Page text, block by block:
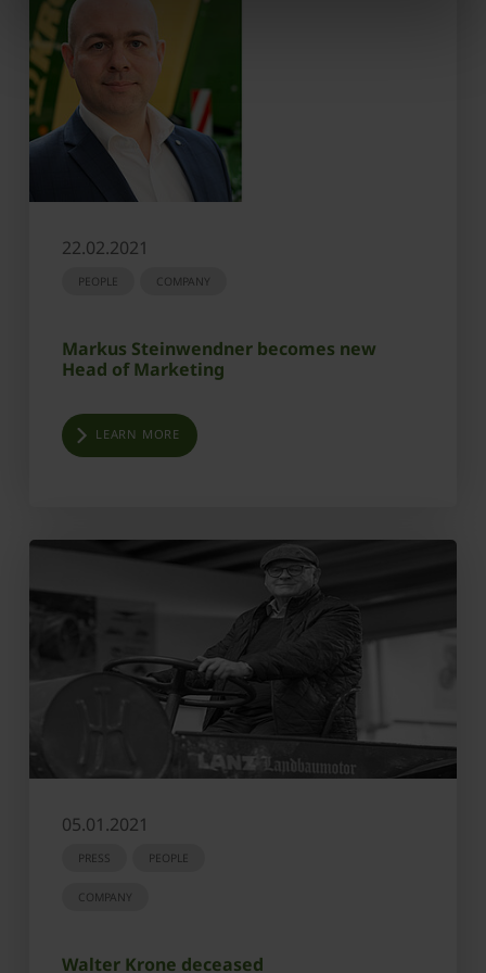
22.02.2021
PEOPLE COMPANY
Markus Steinwendner becomes new
Head of Marketing
LEARN MORE
05.01.2021
PRESS PEOPLE
COMPANY
Walter Krone deceased